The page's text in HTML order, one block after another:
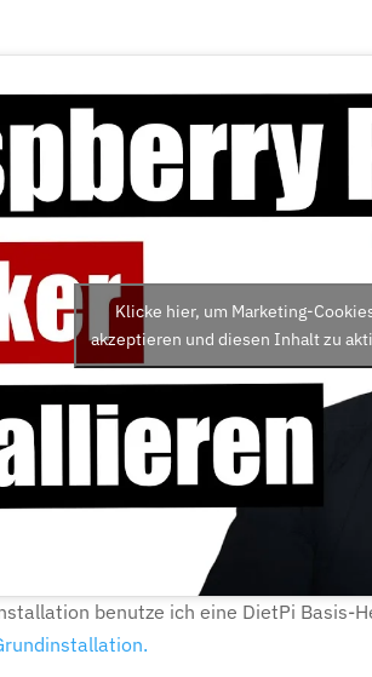
Klicke hier, um Marketing-
akzeptieren und diesen Inhalt zu
benutze ich eine DietPi Basis-